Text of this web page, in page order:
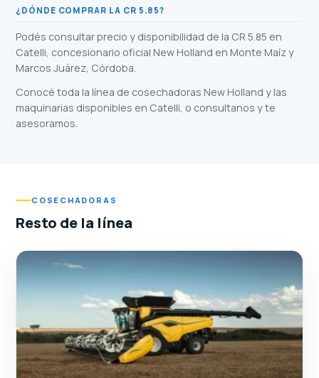
¿DÓNDE COMPRAR LA CR 5.85?
Podés consultar precio y disponibilidad de la CR 5.85 en
Catelli, concesionario oficial New Holland en Monte Maíz y
Marcos Juárez, Córdoba.
Conocé toda la línea de cosechadoras New Holland y las
maquinarias disponibles en Catelli, o consultanos y te
asesoramos.
COSECHADORAS
Resto de la línea